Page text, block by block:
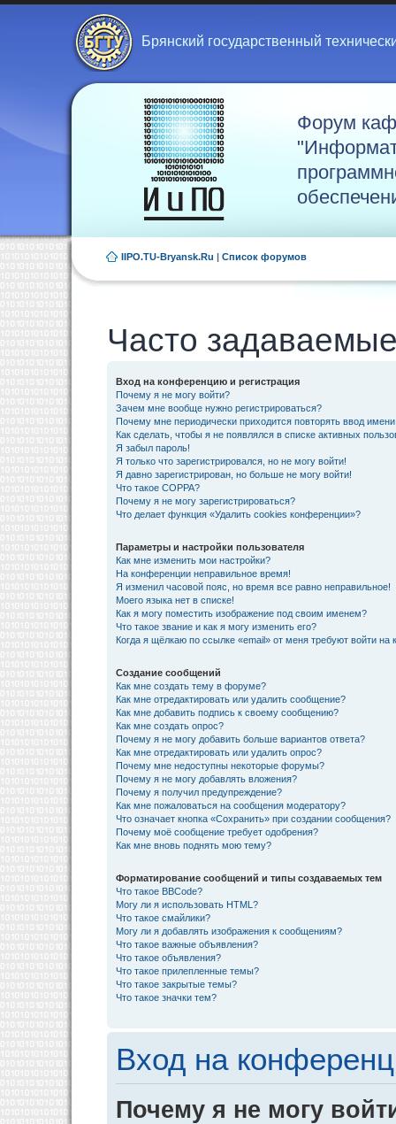
Брянский государственный
Форум
IIPO.TU-Bryansk.Ru | Список форумов
Часто
Вход на конференцию и регистрация
Почему я не могу войти?
Зачем мне вообще нужно регистрироваться?
Почему мне периодически приходится повторять ввод
Как сделать, чтобы я не появлялся в списке активных
Я забыл пароль!
Я только что зарегистрировался, но не могу войти!
Я давно зарегистрирован, но больше не могу войти!
Что такое COPPA?
Почему я не могу зарегистрироваться?
Что делает функция «Удалить cookies конференции»?
Параметры и настройки пользователя
Как мне изменить мои настройки?
На конференции неправильное время!
Я изменил часовой пояс, но время все равно неправильное!
Моего языка нет в списке!
Как я могу поместить изображение под своим именем?
Что такое звание и как я могу изменить его?
Когда я щёлкаю по ссылке «email» от меня требуют войти на
Создание сообщений
Как мне создать тему в форуме?
Как мне отредактировать или удалить сообщение?
Как мне добавить подпись к своему сообщению?
Как мне создать опрос?
Почему я не могу добавить больше вариантов ответа?
Как мне отредактировать или удалить опрос?
Почему мне недоступны некоторые форумы?
Почему я не могу добавлять вложения?
Почему я получил предупреждение?
Как мне пожаловаться на сообщения модератору?
Что означает кнопка «Сохранить» при создании сообщения?
Почему моё сообщение требует одобрения?
Как мне вновь поднять мою тему?
Форматирование сообщений и типы создаваемых тем
Что такое BBCode?
Могу ли я использовать HTML?
Что такое смайлики?
Могу ли я добавлять изображения к сообщениям?
Что такое важные объявления?
Что такое объявления?
Что такое прилепленные темы?
Что такое закрытые темы?
Что такое значки тем?
Вход на
Почему я не могу